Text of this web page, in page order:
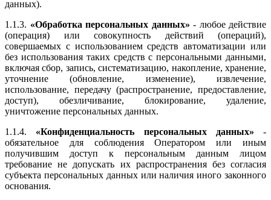
данных).
1.1.3. «Обработка персональных данных» - любое действие
(операция) или совокупность действий (операций),
совершаемых с использованием средств автоматизации или
без использования таких средств с персональными данными,
включая сбор, запись, систематизацию, накопление, хранение,
уточнение (обновление, изменение), извлечение,
использование, передачу (распространение, предоставление,
доступ), обезличивание, блокирование, удаление,
уничтожение персональных данных.
1.1.4. «Конфиденциальность персональных данных» -
обязательное для соблюдения Оператором или иным
получившим доступ к персональным данным лицом
требование не допускать их распространения без согласия
субъекта персональных данных или наличия иного законного
основания.